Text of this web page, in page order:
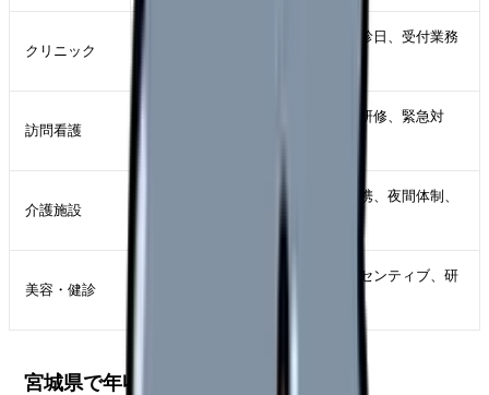
クリニック
院長方針、少人数の人間関係、休診日、受付業務
訪問看護
オンコール回数、移動手段、同行研修、緊急対
介護施設
医師不在時の判断、介護職との連携、夜間体制、
美容・健診
接遇、営業要素、土日勤務、インセンティブ、研
宮城県で年収アップを狙う考え方